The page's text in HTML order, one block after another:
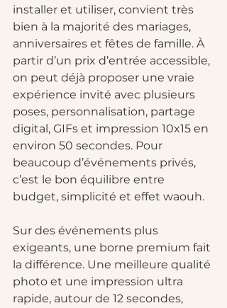
installer et utiliser, convient très
bien à la majorité des mariages,
anniversaires et fêtes de famille. À
partir d’un prix d’entrée accessible,
on peut déjà proposer une vraie
expérience invité avec plusieurs
poses, personnalisation, partage
digital, GIFs et impression 10x15 en
environ 50 secondes. Pour
beaucoup d’événements privés,
c’est le bon équilibre entre
budget, simplicité et effet waouh.
Sur des événements plus
exigeants, une borne premium fait
la différence. Une meilleure qualité
photo et une impression ultra
rapide, autour de 12 secondes,